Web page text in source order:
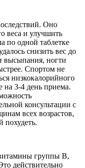
Оно
веса и улучшить
по одной таблетке
снизить вес до
высыпания, ногти
Спортом не
низкокалорийного
на 3-4 день приема.
консультации с
всех возрастов,
группы B,
действительно